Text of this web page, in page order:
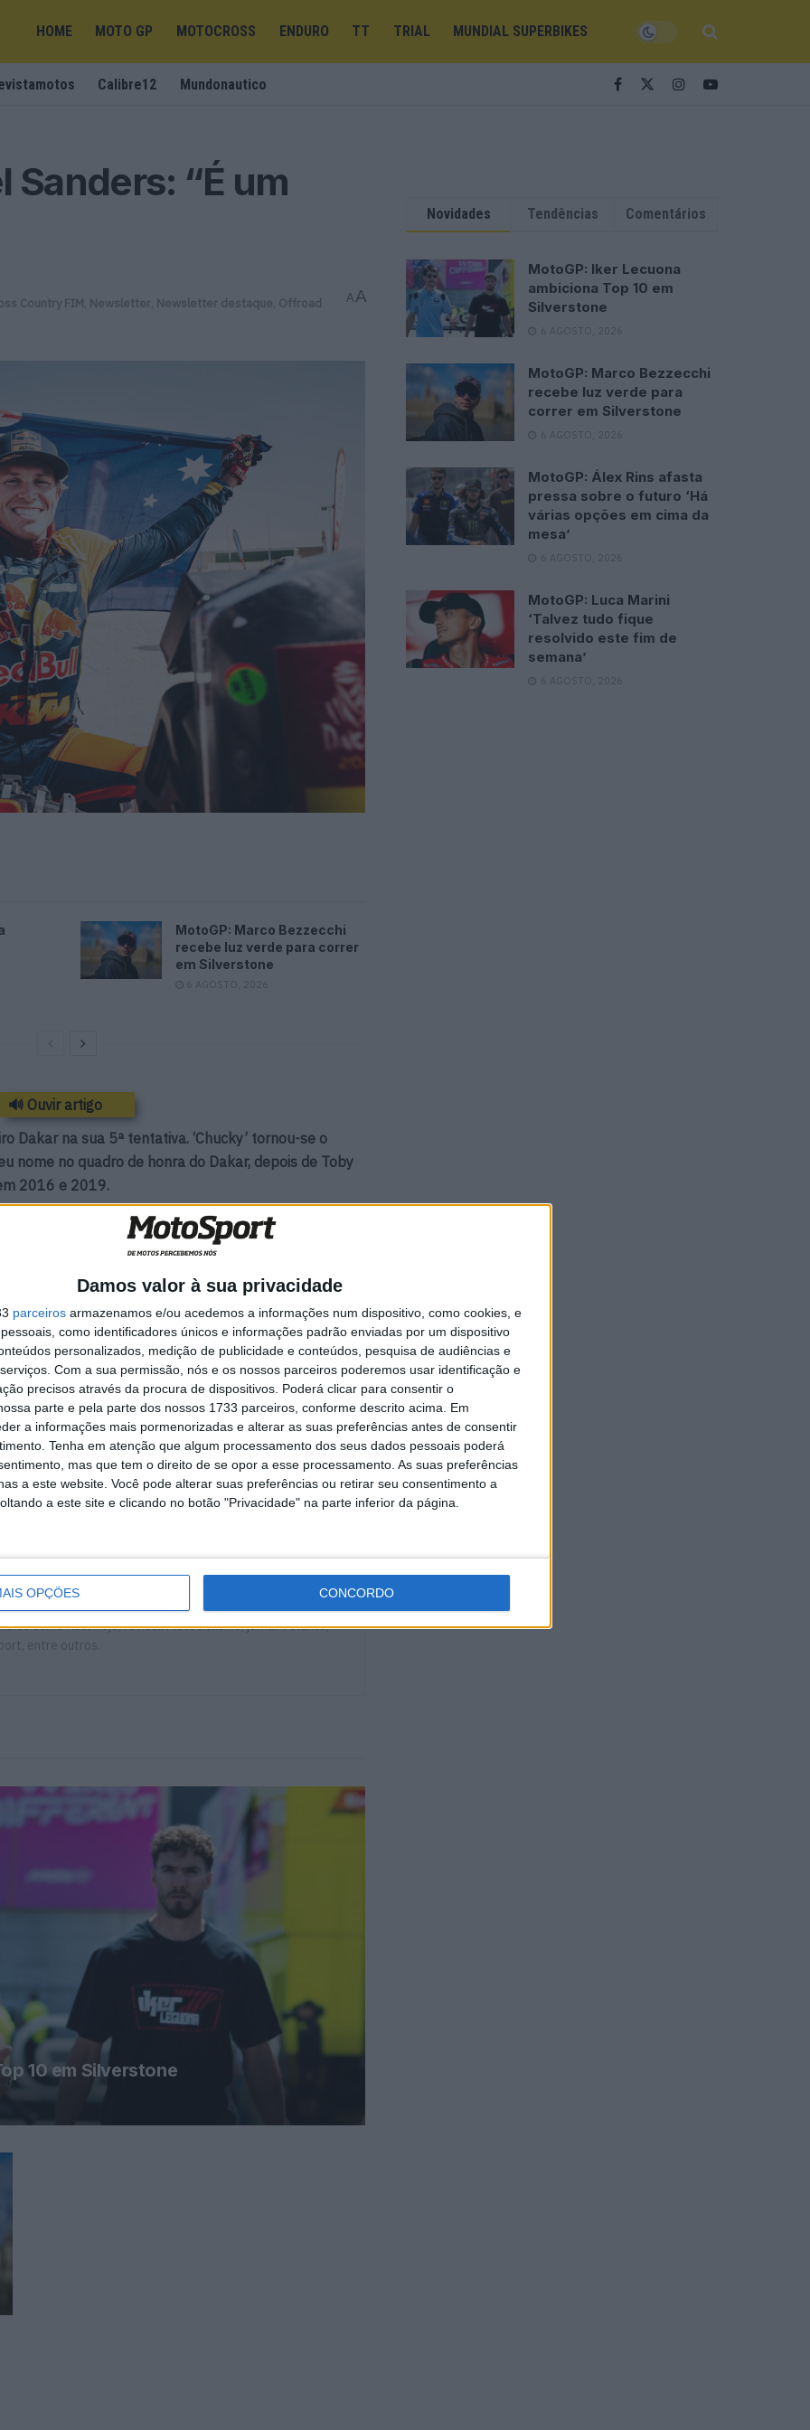
Damos valor à sua privacidade
parceiros armazenamos e/ou acedemos a informações num dispositivo, como cookies, e
como identificadores únicos e informações padrão enviadas por um dispositivo
personalizados, medição de publicidade e conteúdos, pesquisa de audiências e
Com a sua permissão, nós e os nossos parceiros poderemos usar identificação e
precisos através da procura de dispositivos. Poderá clicar para consentir o
parte e pela parte dos nossos 1733 parceiros, conforme descrito acima. Em
a informações mais pormenorizadas e alterar as suas preferências antes de consentir
Tenha em atenção que algum processamento dos seus dados pessoais poderá
mas que tem o direito de se opor a esse processamento. As suas preferências
a este website. Você pode alterar suas preferências ou retirar seu consentimento a
a este site e clicando no botão "Privacidade" na parte inferior da página.
OPÇÕES CONCORDO
HOME MOTO GP MOTOCROSS ENDURO TT TRIAL MUNDIAL SUPERBIKES
Calibre12 Mundonautico
Sanders: “É um
Country FIM Newsletter Newsletter destaque Offroad
AA
MotoGP: Marco Bezzecchi
recebe luz verde para correr
em Silverstone
6 AGOSTO, 2026
🔊 Ouvir artigo
Dakar na sua 5ª tentativa. ‘Chucky’ tornou-se o
nome no quadro de honra do Dakar, depois de Toby
2016 e 2019.
ver o bivouac e senti arrepios instantâneos por todo o
acreditar. Todas as emoções começaram a surgir
É a maior corrida do mundo de motas e de todo-o-
de Seis Dias (ISDE) e agora o Dakar, é o culminar
e de tudo o que queria alcançar. É um feito
os meus amigos, a minha namorada e todos os
e baixos ao longo do caminho, finalmente tudo
capaz do fazer, todos os que me apoiaram ao longo
três anos de muitos baixos, realmente, agora
árduo valeu a pena”.
Etapa 12 Dakar
cedo, está desde há muito ligado à Comunicação Social,
como AutoHoje, revista Motociclismo, jornal Volante,
entre outros.
10 em Silverstone
Novidades Tendências Comentários
MotoGP: Iker Lecuona
ambiciona Top 10 em
Silverstone
6 AGOSTO, 2026
MotoGP: Marco Bezzecchi
recebe luz verde para
correr em Silverstone
6 AGOSTO, 2026
MotoGP: Álex Rins afasta
pressa sobre o futuro ‘Há
várias opções em cima da
mesa’
6 AGOSTO, 2026
MotoGP: Luca Marini
‘Talvez tudo fique
resolvido este fim de
semana’
6 AGOSTO, 2026